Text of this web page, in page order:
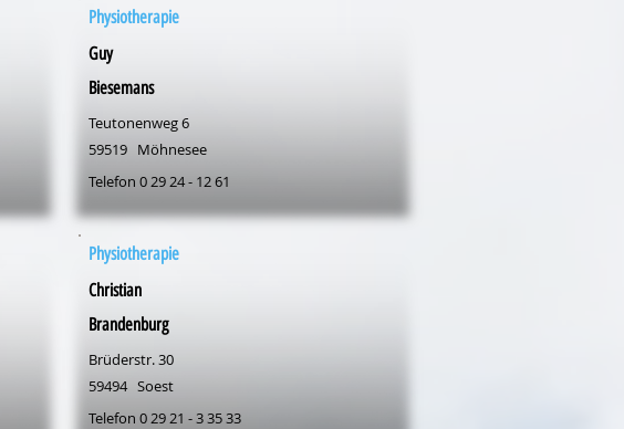
Physiotherapie
Guy
Biesemans
Teutonenweg 6
59519 Möhnesee
Telefon 0 29 24 - 12 61
Physiotherapie
Christian
Brandenburg
Brüderstr. 30
59494 Soest
Telefon 0 29 21 - 3 35 33